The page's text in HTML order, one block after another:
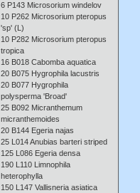
6 P143 Microsorium windelov
10 P262 Microsorium pteropus
'sp' (L)
10 P282 Microsorium pteropus
tropica
16 B018 Cabomba aquatica
20 B075 Hygrophila lacustris
20 B077 Hygrophila
polysperma 'Broad'
25 B092 Micranthemum
micranthemoides
20 B144 Egeria najas
25 L014 Anubias barteri striped
125 L086 Egeria densa
190 L110 Limnophila
heterophylla
150 L147 Vallisneria asiatica